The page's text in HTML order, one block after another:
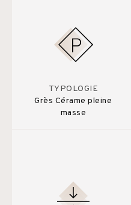
TYPOLOGIE
Grès Cérame pleine
masse